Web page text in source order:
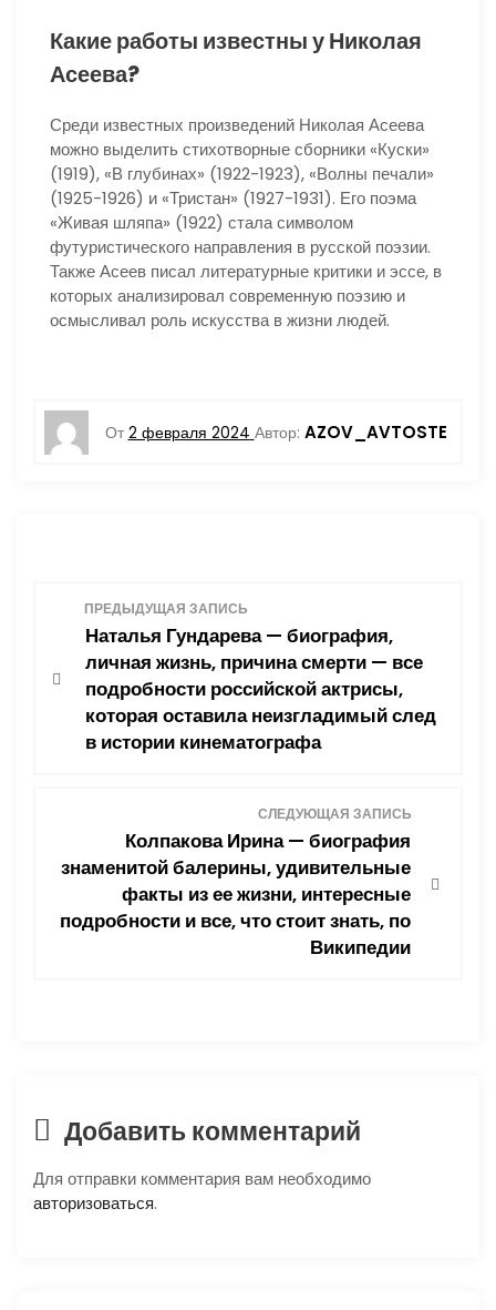
Какие работы известны у Николая
Асеева?
Среди известных произведений Николая Асеева
можно выделить стихотворные сборники «Куски»
(1919), «В глубинах» (1922-1923), «Волны печали»
(1925-1926) и «Тристан» (1927-1931). Его поэма
«Живая шляпа» (1922) стала символом
футуристического направления в русской поэзии.
Также Асеев писал литературные критики и эссе, в
которых анализировал современную поэзию и
осмысливал роль искусства в жизни людей.
От 2 февраля 2024 Автор: AZOV_AVTOSTE
з
а
ПРЕДЫДУЩАЯ ЗАПИСЬ
Наталья Гундарева — биография,
личная жизнь, причина смерти — все
подробности российской актрисы,
которая оставила неизгладимый след
в истории кинематографа
СЛЕДУЮЩАЯ ЗАПИСЬ
Колпакова Ирина — биография
знаменитой балерины, удивительные
факты из ее жизни, интересные
подробности и все, что стоит знать, по
Википедии
Добавить комментарий
Для отправки комментария вам необходимо
авторизоваться.